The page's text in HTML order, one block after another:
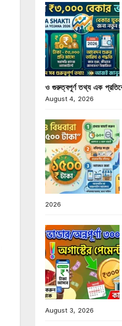
ও গুরুত্বপূর্ণ তথ্য এক
August 4, 2026
2026
August 3, 2026